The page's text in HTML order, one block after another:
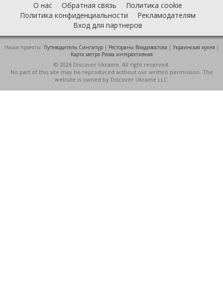
О нас Обратная связь
Политика cookie
Политика конфиденциальности
Рекламодателям
Вход для партнеров
Наши проекты: Путеводитель Сингапур| Рестораны Владивостока | Украинская кухня |
Карта метро Рима интерактивная
© 2026 Discover Ukraine. All right reserved.
No part of this site may be reproduced without our written permission. The
website is owned by Discover Ukraine LLC.